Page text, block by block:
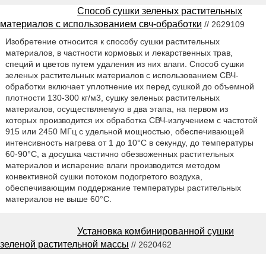
Способ сушки зеленых растительных
материалов с использованием свч-обработки // 2629109
Изобретение относится к способу сушки растительных
материалов, в частности кормовых и лекарственных трав,
специй и цветов путем удаления из них влаги. Способ сушки
зеленых растительных материалов с использованием СВЧ-
обработки включает уплотнение их перед сушкой до объемной
плотности 130-300 кг/м3, сушку зеленых растительных
материалов, осуществляемую в два этапа, на первом из
которых производится их обработка СВЧ-излучением с частотой
915 или 2450 МГц с удельной мощностью, обеспечивающей
интенсивность нагрева от 1 до 10°C в секунду, до температуры
60-90°C, а досушка частично обезвоженных растительных
материалов и испарение влаги производится методом
конвективной сушки потоком подогретого воздуха,
обеспечивающим поддержание температуры растительных
материалов не выше 60°C.
Установка комбинированной сушки
зеленой растительной массы // 2620462